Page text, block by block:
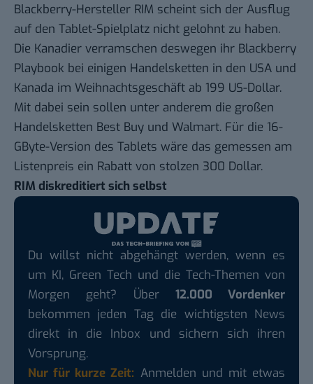
Blackberry-Hersteller RIM scheint sich der Ausflug
auf den Tablet-Spielplatz nicht gelohnt zu haben.
Die Kanadier verramschen deswegen ihr Blackberry
Playbook bei einigen Handelsketten in den USA und
Kanada im Weihnachtsgeschäft ab 199 US-Dollar.
Mit dabei sein sollen unter anderem die großen
Handelsketten Best Buy und Walmart. Für die 16-
GByte-Version des Tablets wäre das gemessen am
Listenpreis ein Rabatt von stolzen 300 Dollar.
RIM diskreditiert sich selbst
Du willst nicht abgehängt werden, wenn es
um KI, Green Tech und die Tech-Themen von
Morgen geht? Über 12.000 Vordenker
bekommen jeden Tag die wichtigsten News
direkt in die Inbox und sichern sich ihren
Vorsprung.
Nur für kurze Zeit: Anmelden und mit etwas